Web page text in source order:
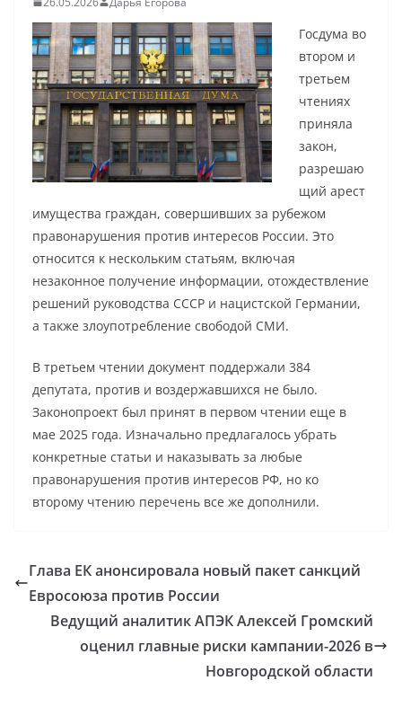
Госдума во
втором и
третьем
чтениях
приняла
закон,
разрешаю
щий арест
имущества граждан, совершивших за рубежом
правонарушения против интересов России. Это
относится к нескольким статьям, включая
незаконное получение информации, отождествление
решений руководства СССР и нацистской Германии,
а также злоупотребление свободой СМИ.
В третьем чтении документ поддержали 384
депутата, против и воздержавшихся не было.
Законопроект был принят в первом чтении еще в
мае 2025 года. Изначально предлагалось убрать
конкретные статьи и наказывать за любые
правонарушения против интересов РФ, но ко
второму чтению перечень все же дополнили.
Глава ЕК анонсировала новый пакет санкций
Евросоюза против России
Ведущий аналитик АПЭК Алексей Громский
оценил главные риски кампании-2026 в
Новгородской области